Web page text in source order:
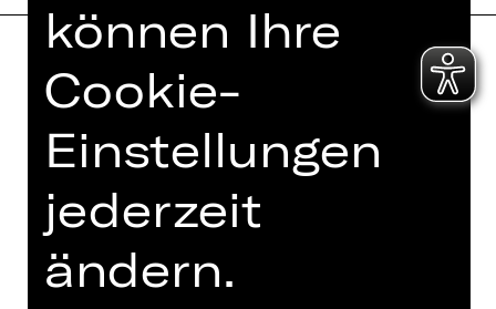
Home
Künstler*innen
Newsletter
Kartenkauf
Abos 26/27
ZVB/L
AGB
können Ihre
Cookie-
Einstellungen
jederzeit
ändern.